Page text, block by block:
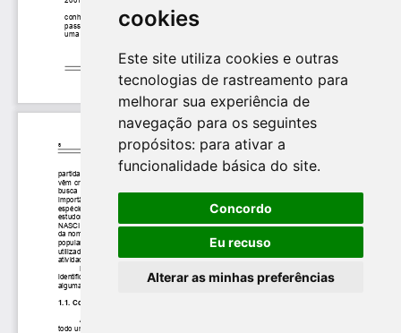
cookies
Este site utiliza cookies e outras
tecnologias de rastreamento para
melhorar sua experiência de
navegação para os seguintes
propósitos: para ativar a
funcionalidade básica do site.
Concordo
Eu recuso
Alterar as minhas preferências